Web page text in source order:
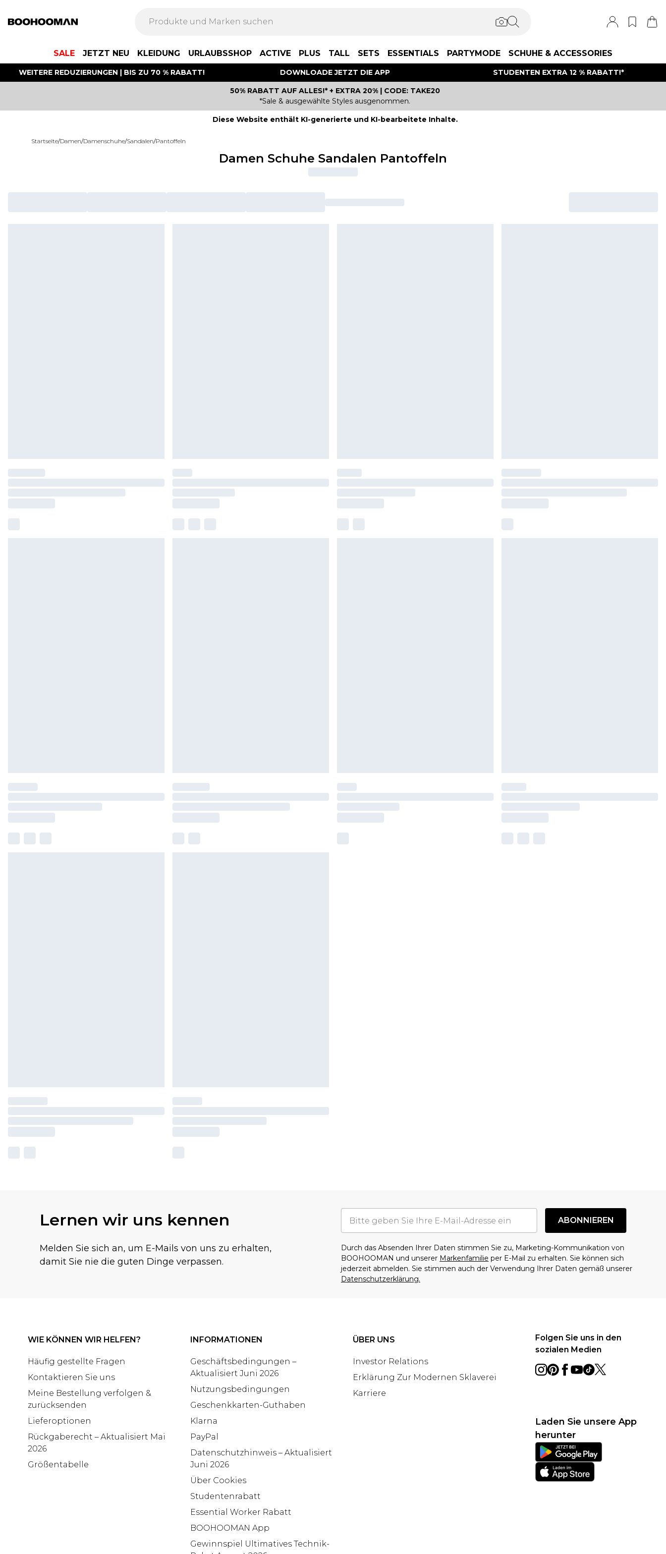
SALE JETZT NEU KLEIDUNG URLAUBSSHOP ACTIVE PLUS TALL SETS ESSENTIALS PARTYMODE SCHUHE & ACCESSORIES
WEITERE REDUZIERUNGEN | BIS ZU 70 % RABATT! DOWNLOADE JETZT DIE APP STUDENTEN EXTRA 12 % RABATT!*
50% RABATT AUF ALLES!* + EXTRA 20% | CODE: TAKE20
*Sale & ausgewählte Styles ausgenommen.
Diese Website enthält KI-generierte und KI-bearbeitete Inhalte.
Startseite/Damen/Damenschuhe/Sandalen/Pantoffeln
Damen Schuhe Sandalen Pantoffeln
Lernen wir uns kennen
Melden Sie sich an, um E-Mails von uns zu erhalten,
damit Sie nie die guten Dinge verpassen.
ABONNIEREN
Durch das Absenden Ihrer Daten stimmen Sie zu, Marketing-Kommunikation von
BOOHOOMAN und unserer Markenfamilie per E-Mail zu erhalten. Sie können sich
jederzeit abmelden. Sie stimmen auch der Verwendung Ihrer Daten gemäß unserer
Datenschutzerklärung.
WIE KÖNNEN WIR HELFEN?
Häufig gestellte Fragen
Kontaktieren Sie uns
Meine Bestellung verfolgen &
zurücksenden
Lieferoptionen
Rückgaberecht – Aktualisiert Mai
2026
Größentabelle
INFORMATIONEN
Geschäftsbedingungen –
Aktualisiert Juni 2026
Nutzungsbedingungen
Geschenkkarten-Guthaben
Klarna
PayPal
Datenschutzhinweis – Aktualisiert
Juni 2026
Über Cookies
Studentenrabatt
Essential Worker Rabatt
BOOHOOMAN App
Gewinnspiel Ultimatives Technik-
ÜBER UNS
Investor Relations
Erklärung Zur Modernen Sklaverei
Karriere
Folgen Sie uns in den
sozialen Medien
Laden Sie unsere App
herunter